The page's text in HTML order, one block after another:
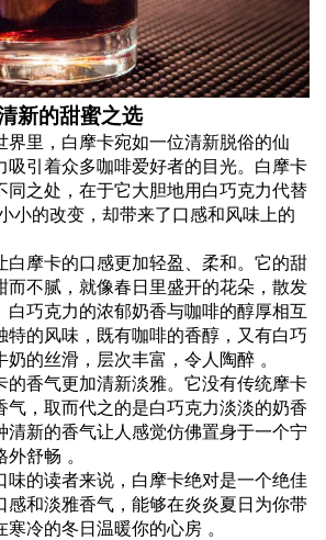
新的甜蜜之选
界里，白摩卡宛如一位清新脱俗的仙
吸引着众多咖啡爱好者的目光。白摩卡
同之处，在于它大胆地用白巧克力代替
小的改变，却带来了口感和风味上的
白摩卡的口感更加轻盈、柔和。它的甜
而不腻，就像春日里盛开的花朵，散发
白巧克力的浓郁奶香与咖啡的醇厚相互
特的风味，既有咖啡的香醇，又有白巧
的丝滑，层次丰富，令人陶醉 。
的香气更加清新淡雅。它没有传统摩卡
气，取而代之的是白巧克力淡淡的奶香
清新的香气让人感觉仿佛置身于一个宁
舒畅 。
味的读者来说，白摩卡绝对是一个绝佳
感和淡雅香气，能够在炎炎夏日为你带
冷的冬日温暖你的心房 。